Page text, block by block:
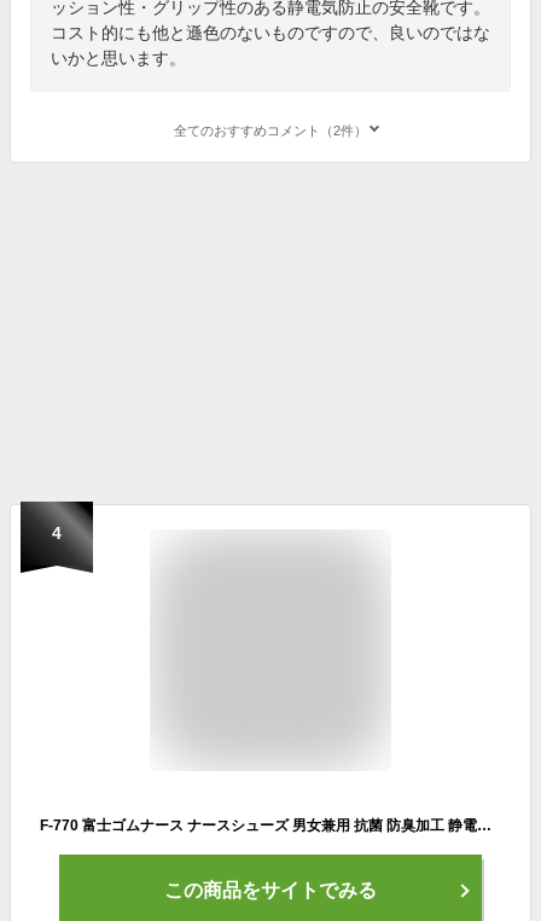
ッション性・グリップ性のある静電気防止の安全靴です。
コスト的にも他と遜色のないものですので、良いのではな
いかと思います。
全てのおすすめコメント（2件）
4
F-770 富士ゴムナース ナースシューズ 男女兼用 抗菌 防臭加工 静電気帯電防止 疲れにくい 通気性 衝撃吸収 クッション性 メッシュ フジゴム 医療用 看護師 介護 ユニセックス 病院 看護靴 紐靴 ゴム ナースエアー ナーススニーカー 大きいサイズ ホワイト 白
この商品をサイトでみる